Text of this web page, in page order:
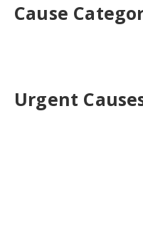
Cause
Urgent